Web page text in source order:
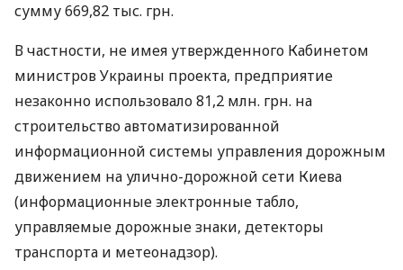
сумму 669,82 тыс. грн.
В частности, не имея утвержденного Кабинетом
министров Украины проекта, предприятие
незаконно использовало 81,2 млн. грн. на
строительство автоматизированной
информационной системы управления дорожным
движением на улично-дорожной сети Киева
(информационные электронные табло,
управляемые дорожные знаки, детекторы
транспорта и метеонадзор).